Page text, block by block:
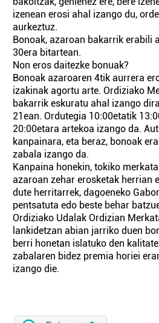
izenean erosi ahal izango du,
aurkeztuz.
Bonoak, azaroan bakarrik erabili
30era bitartean.
Non eros daitezke bonuak?
Bonoak azaroaren 4tik aurrera
izakinak agortu arte. Ordiziako
bakarrik eskuratu ahal izango
21ean. Ordutegia 10:00etatik
20:00etara artekoa izango da.
kanpainara, eta beraz, bonoak
zabala izango da.
Kanpaina honekin, tokiko
azaroan zehar erosketak herrian
dute herritarrek, dagoeneko
pentsatuta edo beste behar
Ordiziako Udalak Ordizian
lankidetzan abian jarriko duen
berri honetan islatuko den
zabalaren bidez premia horiei
izango die.